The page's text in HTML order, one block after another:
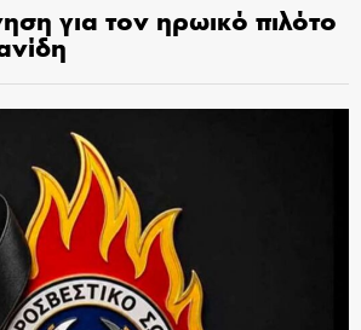
για τον ηρωικό πιλότο